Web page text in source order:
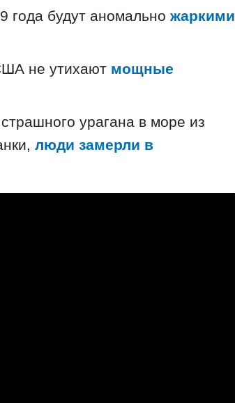
будут аномально жаркими
не утихают мощные
урагана в море из
люди замерли в